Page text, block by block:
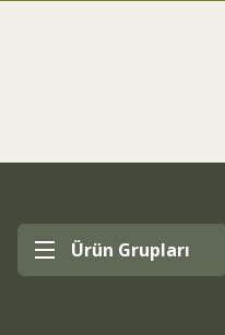
Ürün Grupları